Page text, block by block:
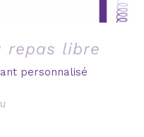
repas libre
personnalisé